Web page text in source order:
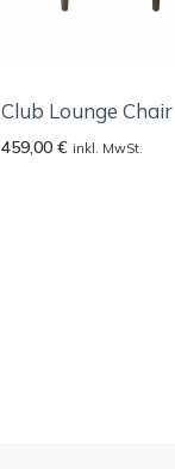
Club Lounge Chair
459,00€ inkl. MwSt.